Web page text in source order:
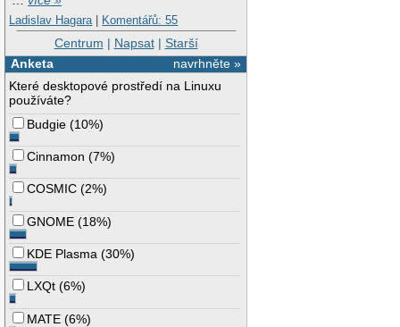
Ladislav Hagara | Komentářů: 55
Centrum | Napsat| Starší
navrhněte »
Anketa
Které desktopové prostředí na Linuxu
používáte?
Budgie (10%)
Cinnamon (7%)
COSMIC (2%)
GNOME (18%)
KDE Plasma (30%)
LXQt (6%)
MATE (6%)